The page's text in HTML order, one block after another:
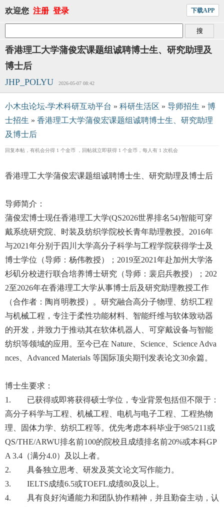
欢迎您 注册 登录 下载APP
香港理工大学蒲俊宏课题组诚聘博士生、研究助理及
博士后
JHP_POLYU
2026-05-07 08:42
小木虫论坛-学术科研互动平台 » 科研生活区 » 导师招生 » 博
士招生 » 香港理工大学蒲俊宏课题组诚聘博士生、研究助理
及博士后
回复本帖，有机会分得 1 个金币 ，回帖就立即获得 1 个金币，每人有 1 次机会
香港理工大学蒲俊宏课题组诚聘博士生、研究助理及博士后
导师简介：
蒲俊宏博士现任香港理工大学(QS2026世界排名54)智能可穿
戴系统研究院、时装及纺织学院校长青年助理教授。2016年
与2021年分别于四川大学高分子科学与工程学院获得学士及
博士学位（导师：杨伟教授）；2019至2021年赴加州大学洛
杉矶分校进行联合培养博士研究（导师：裴启兵教授）；202
2至2026年在香港理工大学从事博士后及研究助理教授工作
（合作者：陶肖明教授）。研究融合高分子物理、纺织工程
与机械工程，专注于柔性功能材料、智能纤维与软体致动器
的开发，并致力于推动其在软体机器人、可穿戴设备与智能
纺织等领域的应用。至今已在 Nature、Science、Science Adva
nces、Advanced Materials 等国际顶尖期刊发表论文30余篇。
博士生要求：
1. 已获得或即将获得硕士学位，专业背景包括但不限于：
高分子科学与工程、机械工程、电机与电子工程、工程热物
理、固体力学、纺织工程等。优先考虑本科毕业于985/211或
QS/THE/ARWU排名前100的院校且成绩排名前20%或本科GP
A 3.4（满分4.0）及以上者。
2. 具备独立思考、研发及英文论文写作能力。
3. IELTS成绩6.5或TOEFL成绩80及以上。
4. 具有良好沟通能力和团队协作精神，并且勤奋主动，认